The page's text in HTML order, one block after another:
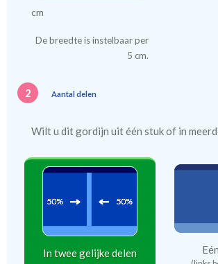
cm
De breedte is instelbaar per
5 cm.
2 Aantal delen
Wilt u dit gordijn uit één stuk of in
In twee gelijke delen